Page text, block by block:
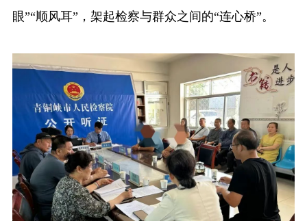
眼”“顺风耳”，架起检察与群众之间的“连心桥”。